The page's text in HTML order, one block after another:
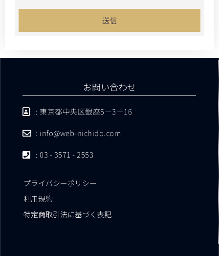
送信
お問い合わせ
: 東京都中央区銀座5－3－16
: info@web-nichido.com
: 03 - 3571 - 2553
プライバシーポリシー
利用規約
特定商取引法に基づく表記